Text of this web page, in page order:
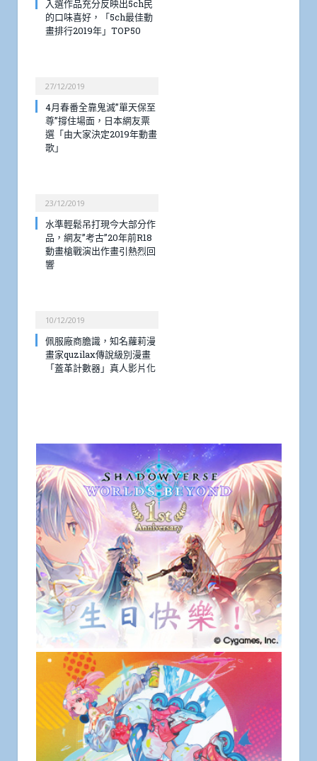
入選作品充分反映出5ch民
的口味喜好，「5ch最佳動
畫排行2019年」TOP50
27/12/2019
4月春番全靠鬼滅”單天保至
尊”撐住場面，日本網友票
選「由大家決定2019年動畫
歌」
23/12/2019
水準輕鬆吊打現今大部分作
品，網友”考古”20年前R18
動畫槍戰演出作畫引熱烈回
響
10/12/2019
佩服廠商膽識，知名蘿莉漫
畫家quzilax傳說級別漫畫
「蓋革計數器」真人影片化